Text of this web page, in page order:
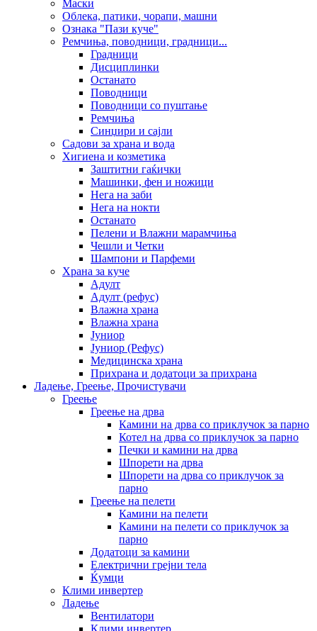
Маски
Облека, патики, чорапи, машни
Ознака "Пази куче"
Ремчиња, поводници, градници...
Градници
Дисциплинки
Останато
Поводници
Поводници со пуштање
Ремчиња
Синџири и сајли
Садови за храна и вода
Хигиена и козметика
Заштитни гаќички
Машинки, фен и ножици
Нега на заби
Нега на нокти
Останато
Пелени и Влажни марамчиња
Чешли и Четки
Шампони и Парфеми
Храна за куче
Адулт
Адулт (рефус)
Влажна храна
Влажна храна
Јуниор
Јуниор (Рефус)
Медицинска храна
Прихрана и додатоци за прихрана
Ладење, Греење, Прочистувачи
Греење
Греење на дрва
Камини на дрва со приклучок за парно
Котел на дрва со приклучок за парно
Печки и камини на дрва
Шпорети на дрва
Шпорети на дрва со приклучок за
парно
Греење на пелети
Камини на пелети
Камини на пелети со приклучок за
парно
Додатоци за камини
Електрични грејни тела
Ќумци
Клими инвертер
Ладење
Вентилатори
Клими инвертер